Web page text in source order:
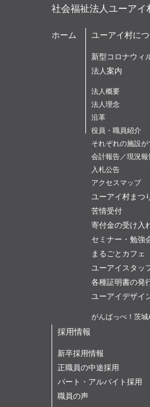
社会福祉法人ユーアイ
ホーム ユーアイ村に
新型コロナウィ
法人案内
法人概要
法人理念
沿革
役員・職員紹介
それぞれの施設
会計報告／現況
入札公告
アクセスマップ
ユーアイ村まつ
苦情受付
寄付金の受け入
セミナー・勉強
まるごとカフェ
ユーアイスタッ
各種証明書の発
ユーアイデザイ
がんばっぺ！茨
採用情報
新卒採用情報
正職員の中途採用
パート・アルバイト採用
職員の声